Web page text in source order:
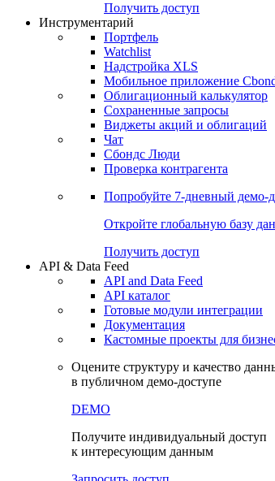
Получить доступ
Инструментарий
Портфель
Watchlist
Надстройка XLS
Мобильное приложение
Облигационный калькулятор
Сохраненные запросы
Виджеты акций и облигаций
Чат
Сбондс Люди
Проверка контрагента
Попробуйте 7-дневный демо-
Откройте глобальную базу
Получить доступ
API & Data Feed
API and Data Feed
API каталог
Готовые модули интеграции
Документация
Кастомные проекты для
Оцените структуру и качество
в публичном демо-доступе
DEMO
Получите индивидуальный доступ
к интересующим данным